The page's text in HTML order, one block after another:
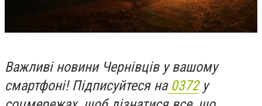
Важливі новини Чернівців у вашому
смартфоні! Підписуйтеся на0372у